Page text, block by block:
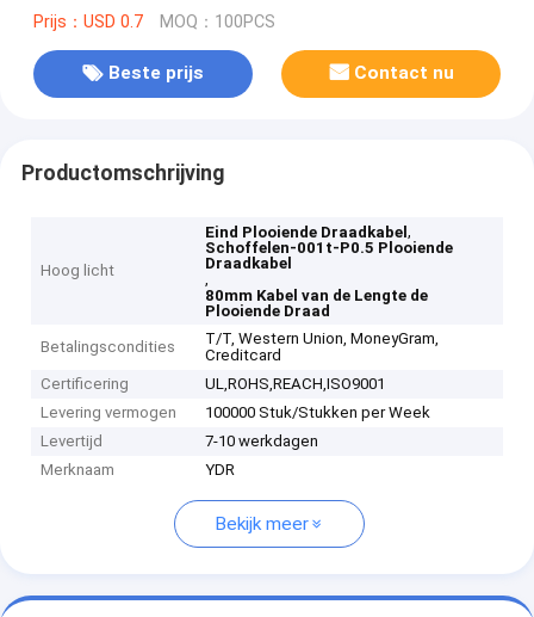
Prijs：USD 0.7 MOQ：100PCS
Beste prijs Contact nu
Productomschrijving
Hoog licht
Eind Plooiende Draadkabel,
Schoffelen-001t-P0.5 Plooiende
Draadkabel
,
80mm Kabel van de Lengte de
Plooiende Draad
Betalingscondities
T/T, Western Union, MoneyGram,
Creditcard
Certificering
UL,ROHS,REACH,ISO9001
Levering vermogen
100000 Stuk/Stukken per Week
Levertijd
7-10 werkdagen
Merknaam
YDR
Bekijk meer